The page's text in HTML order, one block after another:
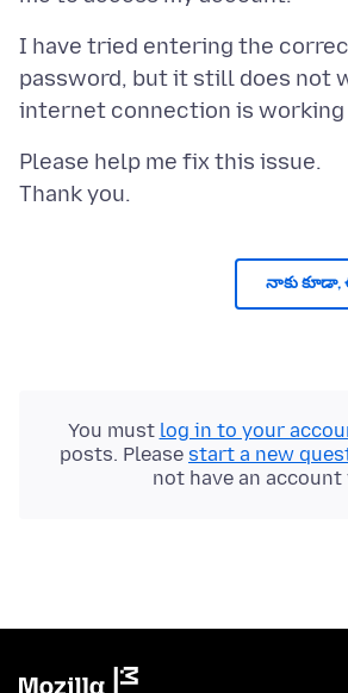
I have tried entering the
password, but it still does not
Please help me fix this issue.
నాకు కూడా,
You must log in to your
posts. Please start a new
not have an account